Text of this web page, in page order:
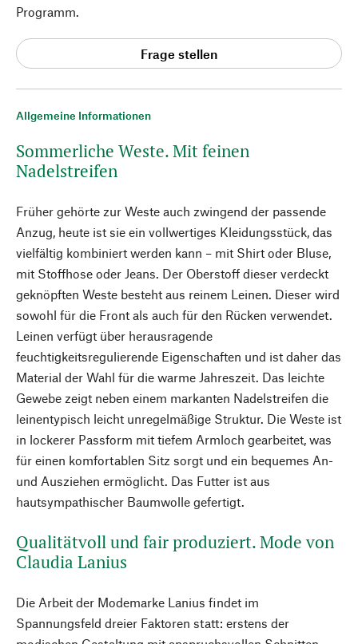
Allgemeine Informationen
Sommerliche Weste. Mit feinen
Nadelstreifen
Früher gehörte zur Weste auch zwingend der passende
Anzug, heute ist sie ein vollwertiges Kleidungsstück, das
vielfältig kombiniert werden kann – mit Shirt oder Bluse,
mit Stoffhose oder Jeans. Der Oberstoff dieser verdeckt
geknöpften Weste besteht aus reinem Leinen. Dieser wird
sowohl für die Front als auch für den Rücken verwendet.
Leinen verfügt über herausragende
feuchtigkeitsregulierende Eigenschaften und ist daher das
Material der Wahl für die warme Jahreszeit. Das leichte
Gewebe zeigt neben einem markanten Nadelstreifen die
leinentypisch leicht unregelmäßige Struktur. Die Weste ist
in lockerer Passform mit tiefem Armloch gearbeitet, was
für einen komfortablen Sitz sorgt und ein bequemes An-
und Ausziehen ermöglicht. Das Futter ist aus
hautsympathischer Baumwolle gefertigt.
Qualitätvoll und fair produziert. Mode von
Claudia Lanius
Die Arbeit der Modemarke Lanius findet im
Spannungsfeld dreier Faktoren statt: erstens der
Programm.
Frage stellen